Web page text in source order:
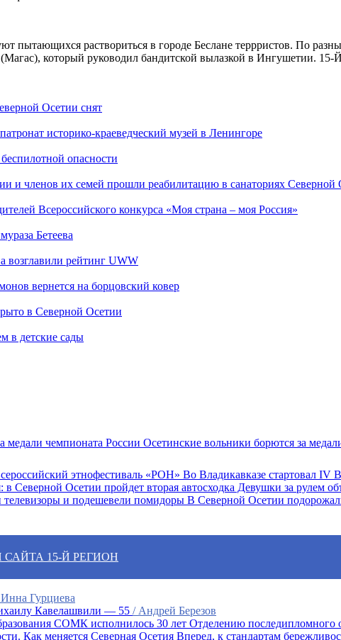
пытающихся раствориться в городе Беслане террристов. По
который руководил бандитской вылазкой в Ингушетии.
Осетии снят
историко-краеведческий музей в Ленингоре
опасности
и членов их семей прошли реабилитацию в санаториях Северной
Всероссийского конкурса «Моя страна – моя Россия»
Бетеева
возглавили рейтинг UWW
вернется на борцовский ковер
в Северной Осетии
в детские сады
Осетинские вольники борются за
Во Владикавказе стартовал IV
Девушки за рулем
В Северной Осетии
15-Й РЕГИОН
Гурциева
Кавелашвили — 55 / Андрей Березов
Отделению последипломного
Вперед, к стандартам